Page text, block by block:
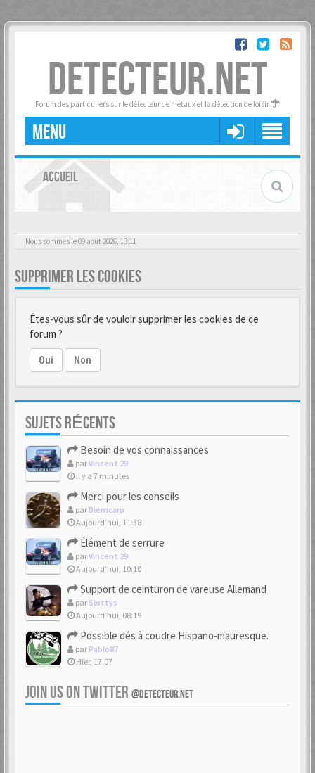
DETECTEUR.NET
Forum des particuliers sur le détecteur de métaux et la détection de loisir
MENU
ACCUEIL
Nous sommes le 09 août 2026, 13:11
SUPPRIMER LES COOKIES
Êtes-vous sûr de vouloir supprimer les cookies de ce
forum ?
Oui Non
SUJETS RÉCENTS
Besoin de vos connaissances
parVincent 29
il y a 7 minutes
Merci pour les conseils
par Diemcarp
Aujourd’hui, 11:38
Élément de serrure
parVincent 29
Aujourd’hui, 10:10
Support de ceinturon de vareuse Allemand
par Slottys
Aujourd’hui, 08:19
Possible dés à coudre Hispano-mauresque.
par Pablo87
Hier, 17:07
JOIN US ON TWITTER @DETECTEUR.NET